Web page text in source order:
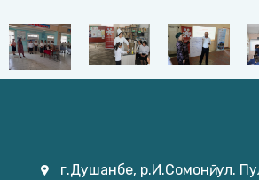
г.Душанбе, р.И.Сомонӣ, ул.